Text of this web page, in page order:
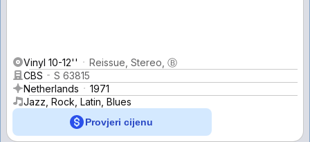
Vinyl 10-12''
Reissue, Stereo, Ⓑ
CBS
S 63815
Netherlands
1971
Jazz, Rock, Latin, Blues
Provjeri cijenu